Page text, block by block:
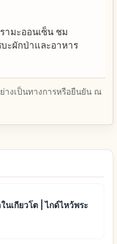
ามะออนเซ็น ชม
ะผักป่าและอาหาร
างเป็นทางการหรือยืนยัน ณ
นเกียวโต | ไกด์ไหว้พระ